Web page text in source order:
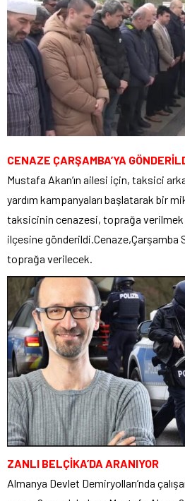
CENAZE ÇARŞAMBA’YA
Mustafa Akan’ın ailesi için, taksici
yardım kampanyaları başlatarak bir
taksicinin cenazesi, toprağa verilmek
ilçesine gönderildi.Cenaze,Çarşamba
toprağa verilecek.
ZANLI BELÇİKA’DA ARANIYOR
Almanya Devlet Demiryolları’nda